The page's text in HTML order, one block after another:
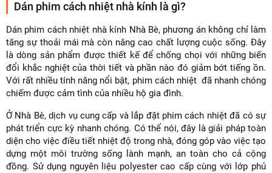
Dán phim cách nhiệt nhà kính là gì?
Dán phim cách nhiệt nhà kính Nhà Bè, phương án không chỉ làm
tăng sự thoải mái mà còn nâng cao chất lượng cuộc sống. Đây
là dòng sản phẩm được thiết kế để chống chọi với những biến
đổi khắc nghiệt của thời tiết và phần nào đó giảm bớt tiếng ồn.
Với rất nhiều tính năng nổi bật, phim cách nhiệt đã nhanh chóng
chiếm được cảm tình của nhiều hộ gia đình.
Ở Nhà Bè, dịch vụ cung cấp và lắp đặt phim cách nhiệt đã có sự
phát triển cực kỳ nhanh chóng. Có thể nói, đây là giải pháp toàn
diện cho việc điều tiết nhiệt độ trong nhà, đóng góp vào việc tạo
dựng một môi trường sống lành mạnh, an toàn cho cả cộng
đồng. Sử dụng nguyên liệu polyester cao cấp cùng với lớp phủ